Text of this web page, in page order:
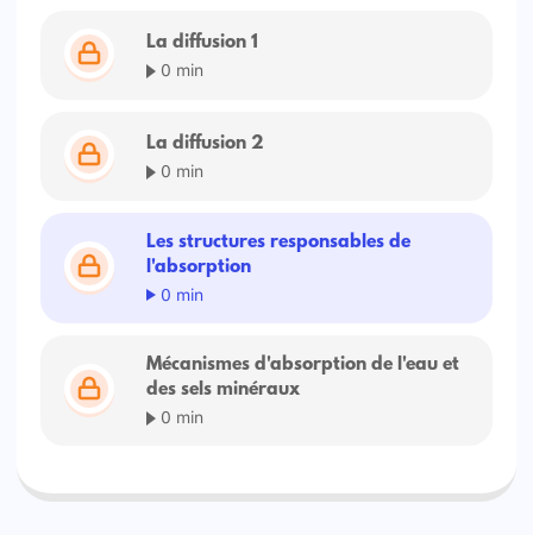
La diffusion 1
0 min
La diffusion 2
0 min
Les structures responsables de
l'absorption
0 min
Mécanismes d'absorption de l'eau et
des sels minéraux
0 min